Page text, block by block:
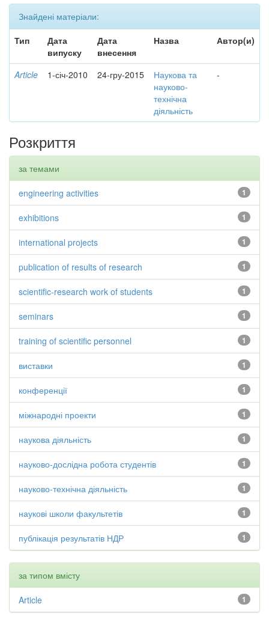
Знайдені матеріали:
Тип
Дата
випуску
Дата
внесення
Назва Автор(и)
Article 1-січ-2010 24-гру-2015
Наукова та
науково-
технічна
діяльність
-
Розкриття
за темами
1
engineering activities
1
exhibitions
1
international projects
1
publication of results of research
1
scientific-research work of students
1
seminars
1
training of scientific personnel
1
виставки
1
конференції
1
міжнародні проекти
1
наукова діяльність
1
науково-дослідна робота студентів
1
науково-технічна діяльність
1
наукові школи факультетів
1
публікація результатів НДР
за типом вмісту
1
Article